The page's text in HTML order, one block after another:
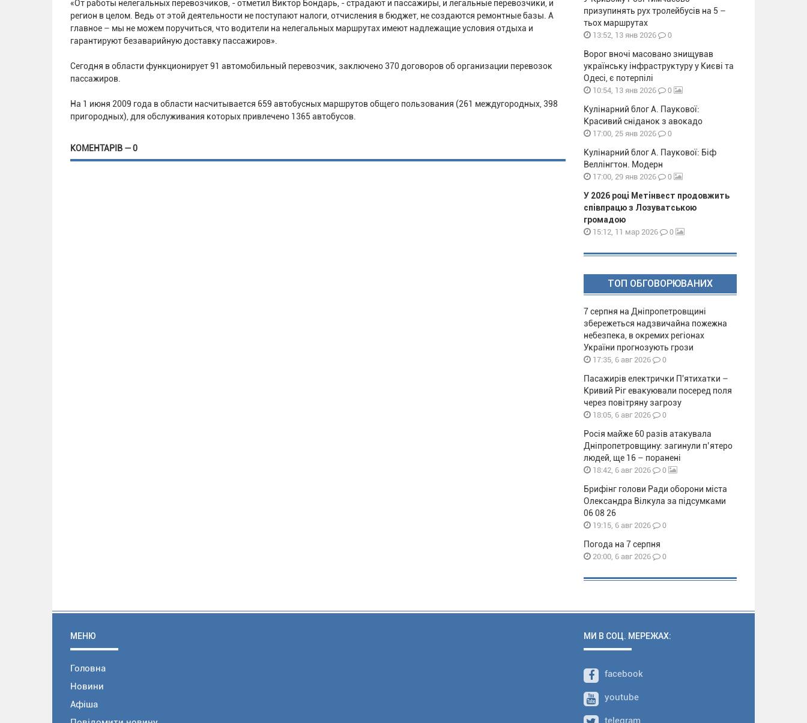
«От работы нелегальных перевозчиков, - отметил Виктор Бондарь, - страдают и пассажиры, и легальные перевозчики, и
регион в целом. Ведь от этой деятельности не поступают налоги, отчисления в бюджет, не создаются ремонтные базы. А
главное – мы не можем поручиться, что водители на нелегальных маршрутах имеют надлежащие условия отдыха и
гарантируют безаварийную доставку пассажиров».
Сегодня в области функционирует 91 автомобильный перевозчик, заключено 370 договоров об организации перевозок
пассажиров.
На 1 июня 2009 года в области насчитывается 659 автобусных маршрутов общего пользования (261 междугородных, 398
пригородных), для обслуживания которых привлечено 1365 автобусов.
КОМЕНТАРІВ — 0
призупинять рух тролейбусів на 5 –
тьох маршрутах
13:52, 13 янв 2026 0
Ворог вночі масовано знищував
українську інфраструктуру у Києві та
Одесі, є потерпілі
10:54, 13 янв 2026 0
Кулінарний блог А. Паукової:
Красивий сніданок з авокадо
17:00, 25 янв 2026 0
Кулінарний блог А. Паукової: Біф
Веллінгтон. Модерн
17:00, 29 янв 2026 0
У 2026 році Метінвест продовжить
співпрацю з Лозуватською
громадою
15:12, 11 мар 2026 0
ТОП ОБГОВОРЮВАНИХ
7 серпня на Дніпропетровщині
збережеться надзвичайна пожежна
небезпека, в окремих регіонах
України прогнозують грози
17:35, 6 авг 2026 0
Пасажирів електрички П'ятихатки –
Кривий Ріг евакуювали посеред поля
через повітряну загрозу
18:05, 6 авг 2026 0
Росія майже 60 разів атакувала
Дніпропетровщину: загинули п’ятеро
людей, ще 16 – поранені
18:42, 6 авг 2026 0
Брифінг голови Ради оборони міста
Олександра Вілкула за підсумками
06 08 26
19:15, 6 авг 2026 0
Погода на 7 серпня
20:00, 6 авг 2026 0
МЕНЮ
Головна
Новини
Афіша
МИ В СОЦ. МЕРЕЖАХ:
facebook
youtube
telegram